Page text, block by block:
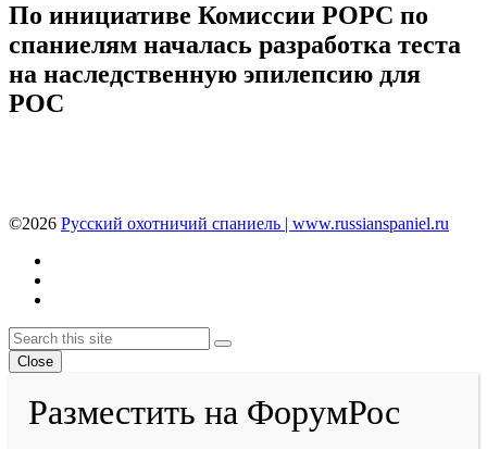
По инициативе Комиссии РОРС по
спаниелям началась разработка теста
на наследственную эпилепсию для
РОС
©2026 Русский охотничий спаниель | www.russianspaniel.ru
Back
To
Top
Search
Search
Close
Разместить на ФорумРос